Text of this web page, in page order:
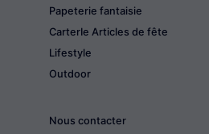
Papeterie fantaisie
CarterIe Articles de fête
Lifestyle
Outdoor
Nous contacter